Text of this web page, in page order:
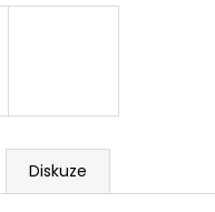
Diskuze